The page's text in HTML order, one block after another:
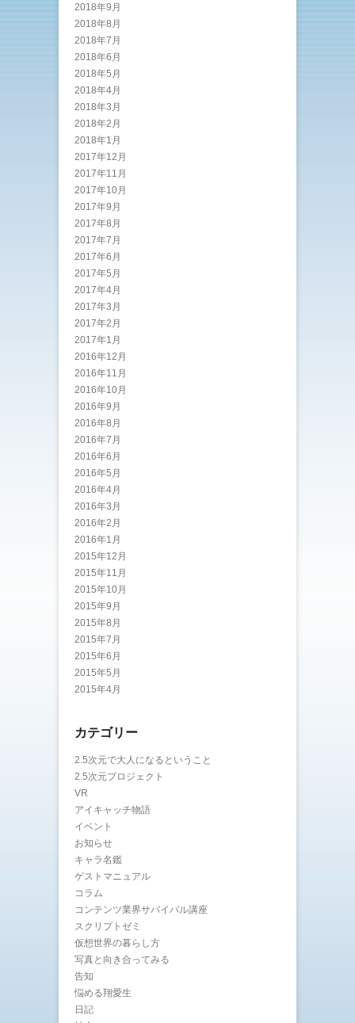
2018年9月
2018年8月
2018年7月
2018年6月
2018年5月
2018年4月
2018年3月
2018年2月
2018年1月
2017年12月
2017年11月
2017年10月
2017年9月
2017年8月
2017年7月
2017年6月
2017年5月
2017年4月
2017年3月
2017年2月
2017年1月
2016年12月
2016年11月
2016年10月
2016年9月
2016年8月
2016年7月
2016年6月
2016年5月
2016年4月
2016年3月
2016年2月
2016年1月
2015年12月
2015年11月
2015年10月
2015年9月
2015年8月
2015年7月
2015年6月
2015年5月
2015年4月
カテゴリー
2.5次元で大人になるということ
2.5次元プロジェクト
VR
アイキャッチ物語
イベント
お知らせ
キャラ名鑑
ゲストマニュアル
コラム
コンテンツ業界サバイバル講座
スクリプトゼミ
仮想世界の暮らし方
写真と向き合ってみる
告知
悩める翔愛生
日記